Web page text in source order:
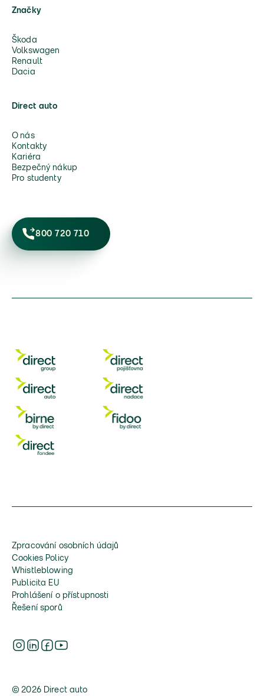
Značky
Škoda
Volkswagen
Renault
Dacia
Direct auto
O nás
Kontakty
Kariéra
Bezpečný nákup
Pro studenty
800 720 710
Zpracování osobních údajů
Cookies Policy
Whistleblowing
Publicita EU
Prohlášení o přístupnosti
Řešení sporů
© 2026 Direct auto